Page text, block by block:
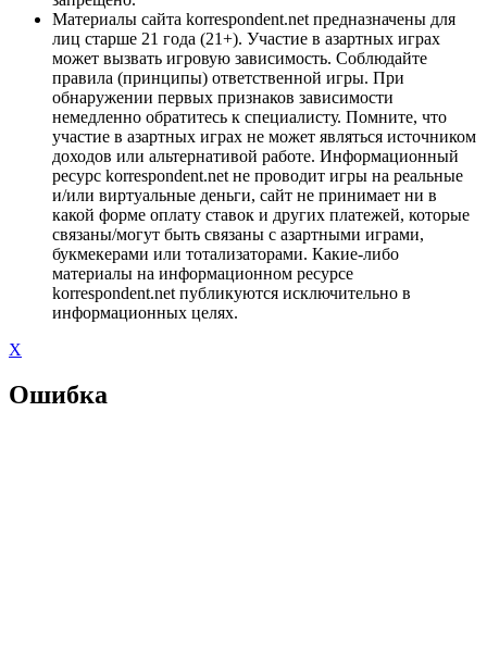
Материалы сайта korrespondent.net предназначены для
лиц старше 21 года (21+). Участие в азартных играх
может вызвать игровую зависимость. Соблюдайте
правила (принципы) ответственной игры. При
обнаружении первых признаков зависимости
немедленно обратитесь к специалисту. Помните, что
участие в азартных играх не может являться источником
доходов или альтернативой работе. Информационный
ресурс korrespondent.net не проводит игры на реальные
и/или виртуальные деньги, сайт не принимает ни в
какой форме оплату ставок и других платежей, которые
связаны/могут быть связаны с азартными играми,
букмекерами или тотализаторами. Какие-либо
материалы на информационном ресурсе
korrespondent.net публикуются исключительно в
информационных целях.
X
Ошибка